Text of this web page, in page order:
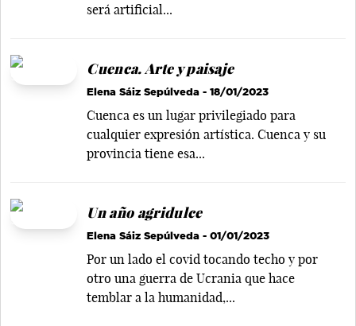
será artificial...
Cuenca. Arte y paisaje
Elena Sáiz Sepúlveda - 18/01/2023
Cuenca es un lugar privilegiado para
cualquier expresión artística. Cuenca y su
provincia tiene esa...
Un año agridulce
Elena Sáiz Sepúlveda - 01/01/2023
Por un lado el covid tocando techo y por
otro una guerra de Ucrania que hace
temblar a la humanidad,...